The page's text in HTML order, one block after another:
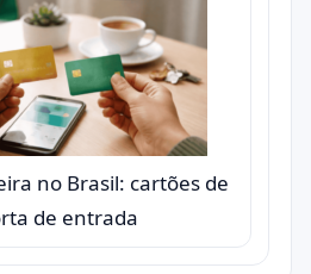
no Brasil: cartões de
de entrada